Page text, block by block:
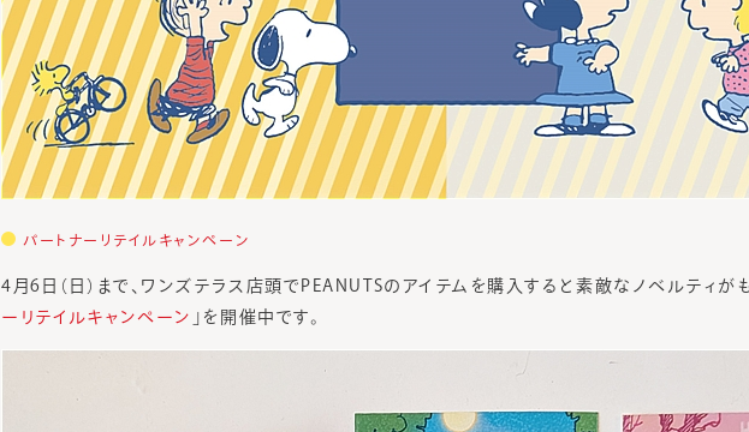
パートナーリテイルキャンペーン
4月6日（日）まで、ワンズテラス店頭でPEANUTSのアイテムを購入すると素敵なノベルティがも
ーリテイルキャンペーン 」を開催中です。